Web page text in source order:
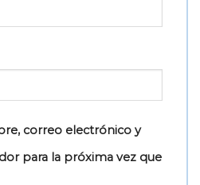
correo electrónico y
para la próxima vez que